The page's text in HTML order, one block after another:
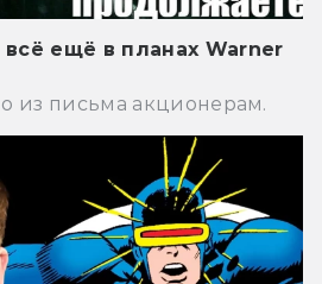
ещё в планах Warner
из письма акционерам.